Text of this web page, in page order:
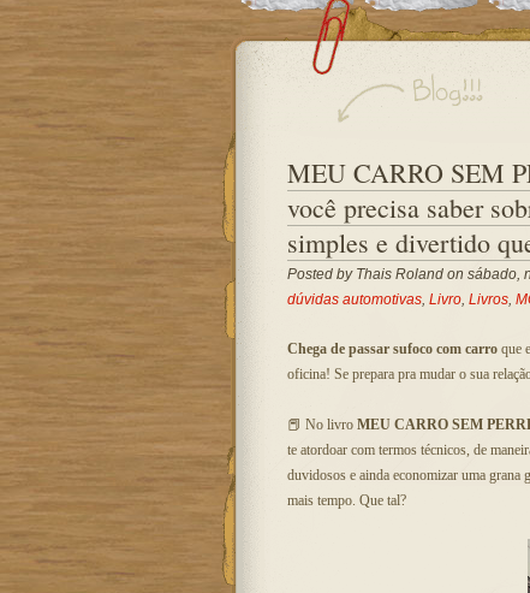
MEU CARRO SEM
você precisa saber
simples e divertido
Posted by Thais Rolandon sábado,
dúvidas automotivas, Livro, Livros,
Chega de passar sufoco com carroque
oficina! Se prepara pra mudar o sua
📕 No livro MEU CARRO SEM
te atordoar com termos técnicos, de
duvidosos e ainda economizar uma grana
mais tempo. Que tal?